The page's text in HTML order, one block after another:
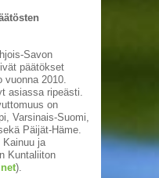
Savon
päätökset
vuonna 2010.
asiassa ripeästi.
on
Varsinais-Suomi,
Päijät-Häme.
Kainuu ja
Kuntaliiton
).